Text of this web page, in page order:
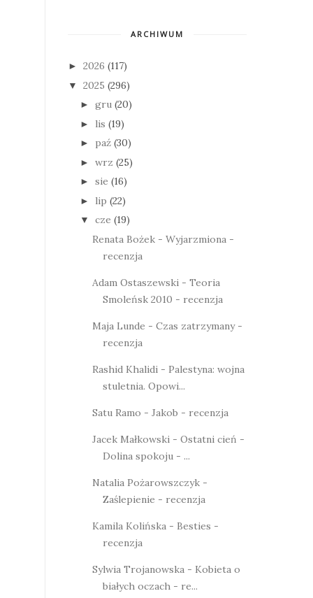
ARCHIWUM
► 2026 (117)
▼ 2025 (296)
► gru (20)
► lis (19)
► paź (30)
► wrz (25)
► sie (16)
► lip (22)
▼ cze (19)
Renata Bożek - Wyjarzmiona -
recenzja
Adam Ostaszewski - Teoria
Smoleńsk 2010 - recenzja
Maja Lunde - Czas zatrzymany -
recenzja
Rashid Khalidi - Palestyna: wojna
stuletnia. Opowi...
Satu Ramo - Jakob - recenzja
Jacek Małkowski - Ostatni cień -
Dolina spokoju - ...
Natalia Pożarowszczyk -
Zaślepienie - recenzja
Kamila Kolińska - Besties -
recenzja
Sylwia Trojanowska - Kobieta o
białych oczach - re...